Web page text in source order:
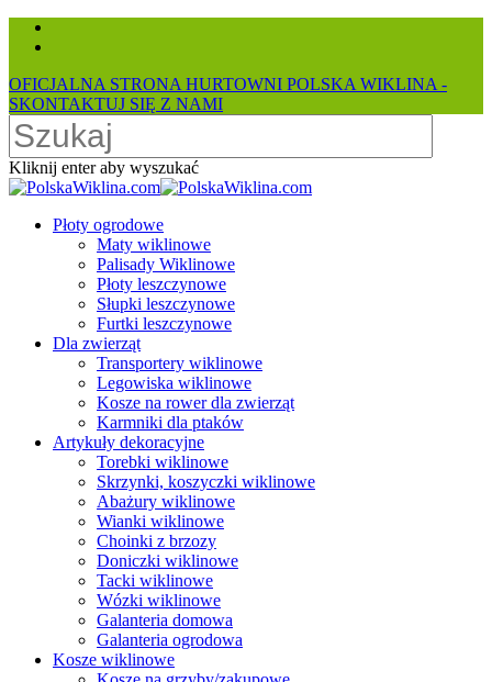
Skip
content
OFICJALNA STRONA HURTOWNI POLSKA WIKLINA -
SKONTAKTUJ SIĘ Z NAMI
Kliknij enter aby wyszukać
Close
search
Menu
Płoty ogrodowe
Maty wiklinowe
Palisady Wiklinowe
Płoty leszczynowe
Słupki leszczynowe
Furtki leszczynowe
Dla zwierząt
Transportery wiklinowe
Legowiska wiklinowe
Kosze na rower dla zwierząt
Karmniki dla ptaków
Artykuły dekoracyjne
Torebki wiklinowe
Skrzynki, koszyczki wiklinowe
Abażury wiklinowe
Wianki wiklinowe
Choinki z brzozy
Doniczki wiklinowe
Tacki wiklinowe
Wózki wiklinowe
Galanteria domowa
Galanteria ogrodowa
Kosze wiklinowe